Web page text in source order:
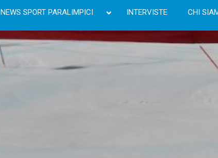
NEWS SPORT PARALIMPICI INTERVISTE CHI